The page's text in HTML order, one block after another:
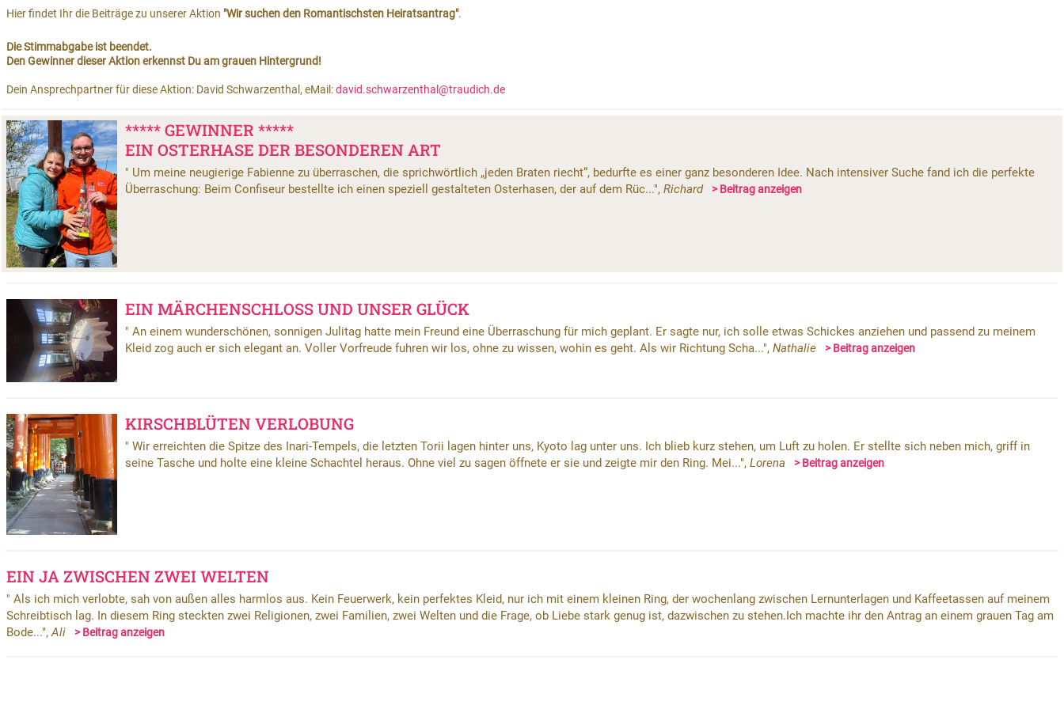
Hier findet Ihr die Beiträge zu unserer Aktion "Wir suchen den Romantischsten Heiratsantrag".
Die Stimmabgabe ist beendet.
Den Gewinner dieser Aktion erkennst Du am grauen Hintergrund!
Dein Ansprechpartner für diese Aktion: David Schwarzenthal, eMail:david.schwarzenthal@traudich.de
***** GEWINNER *****
EIN OSTERHASE DER BESONDEREN ART
" Um meine neugierige Fabienne zu überraschen, die sprichwörtlich „jeden Braten riecht“, bedurfte es einer ganz besonderen Idee. Nach intensiver Suche fand ich die perfekte
Überraschung: Beim Confiseur bestellte ich einen speziell gestalteten Osterhasen, der auf dem Rüc...", Richard > Beitrag anzeigen
EIN MÄRCHENSCHLOSS UND UNSER GLÜCK
" An einem wunderschönen, sonnigen Julitag hatte mein Freund eine Überraschung für mich geplant. Er sagte nur, ich solle etwas Schickes anziehen und passend zu meinem
Kleid zog auch er sich elegant an. Voller Vorfreude fuhren wir los, ohne zu wissen, wohin es geht. Als wir Richtung Scha...", Nathalie > Beitrag anzeigen
KIRSCHBLÜTEN VERLOBUNG
" Wir erreichten die Spitze des Inari-Tempels, die letzten Torii lagen hinter uns, Kyoto lag unter uns. Ich blieb kurz stehen, um Luft zu holen. Er stellte sich neben mich, griff in
seine Tasche und holte eine kleine Schachtel heraus. Ohne viel zu sagen öffnete er sie und zeigte mir den Ring. Mei...", Lorena > Beitrag anzeigen
EIN JA ZWISCHEN ZWEI WELTEN
" Als ich mich verlobte, sah von außen alles harmlos aus. Kein Feuerwerk, kein perfektes Kleid, nur ich mit einem kleinen Ring, der wochenlang zwischen Lernunterlagen und Kaffeetassen auf meinem
Schreibtisch lag. In diesem Ring steckten zwei Religionen, zwei Familien, zwei Welten und die Frage, ob Liebe stark genug ist, dazwischen zu stehen.Ich machte ihr den Antrag an einem grauen Tag am
Bode...",Ali > Beitrag anzeigen